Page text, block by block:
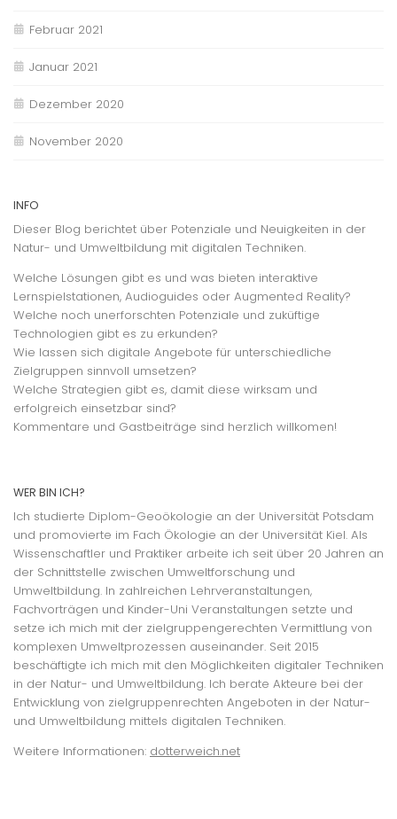
Februar 2021
Januar 2021
Dezember 2020
November 2020
INFO
Dieser Blog berichtet über Potenziale und Neuigkeiten in der
Natur- und Umweltbildung mit digitalen Techniken.
Welche Lösungen gibt es und was bieten interaktive
Lernspielstationen, Audioguides oder Augmented Reality?
Welche noch unerforschten Potenziale und zuküftige
Technologien gibt es zu erkunden?
Wie lassen sich digitale Angebote für unterschiedliche
Zielgruppen sinnvoll umsetzen?
Welche Strategien gibt es, damit diese wirksam und
erfolgreich einsetzbar sind?
Kommentare und Gastbeiträge sind herzlich willkomen!
WER BIN ICH?
Ich studierte Diplom-Geoökologie an der Universität Potsdam
und promovierte im Fach Ökologie an der Universität Kiel. Als
Wissenschaftler und Praktiker arbeite ich seit über 20 Jahren an
der Schnittstelle zwischen Umweltforschung und
Umweltbildung. In zahlreichen Lehrveranstaltungen,
Fachvorträgen und Kinder-Uni Veranstaltungen setzte und
setze ich mich mit der zielgruppengerechten Vermittlung von
komplexen Umweltprozessen auseinander. Seit 2015
beschäftigte ich mich mit den Möglichkeiten digitaler Techniken
in der Natur- und Umweltbildung. Ich berate Akteure bei der
Entwicklung von zielgruppenrechten Angeboten in der Natur-
und Umweltbildung mittels digitalen Techniken.
Weitere Informationen: dotterweich.net